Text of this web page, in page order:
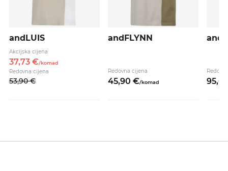
andLUIS
Akcijska cijena
37,73 €/komad
Redovna cijena
53,90 €
andFLYNN
Redovna cijena
45,90 €/komad 95,